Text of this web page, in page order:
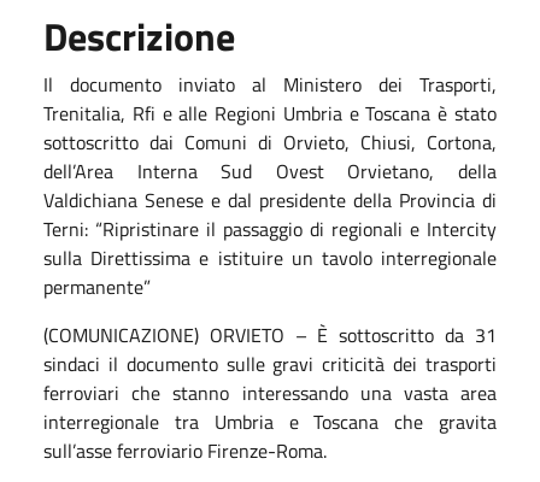
Descrizione
Il documento inviato al Ministero dei Trasporti,
Trenitalia, Rfi e alle Regioni Umbria e Toscana è stato
sottoscritto dai Comuni di Orvieto, Chiusi, Cortona,
dell’Area Interna Sud Ovest Orvietano, della
Valdichiana Senese e dal presidente della Provincia di
Terni: “Ripristinare il passaggio di regionali e Intercity
sulla Direttissima e istituire un tavolo interregionale
permanente”
(COMUNICAZIONE) ORVIETO – È sottoscritto da 31
sindaci il documento sulle gravi criticità dei trasporti
ferroviari che stanno interessando una vasta area
interregionale tra Umbria e Toscana che gravita
sull’asse ferroviario Firenze-Roma.